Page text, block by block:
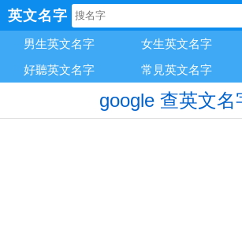
英文名字
男生英文名字 女生英文名字
好聽英文名字
常見英文名字
google 查英文名